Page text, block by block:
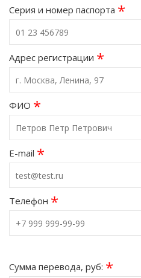
Серия и номер паспорта *
Адрес регистрации *
ФИО *
E-mail *
Телефон *
Сумма перевода, руб: *